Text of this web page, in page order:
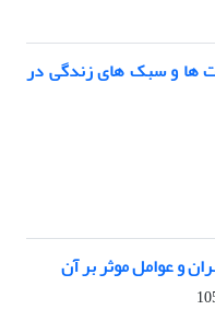
ها و سبک های زندگی در
و عوامل موثر بر آن